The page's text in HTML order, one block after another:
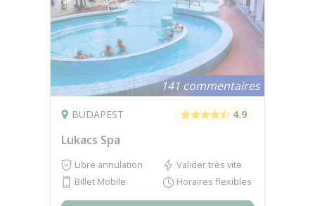
141 commentaires
BUDAPEST 4.9
Lukacs Spa
Libre annulation
Valider très vite
Billet Mobile
Horaires flexibles